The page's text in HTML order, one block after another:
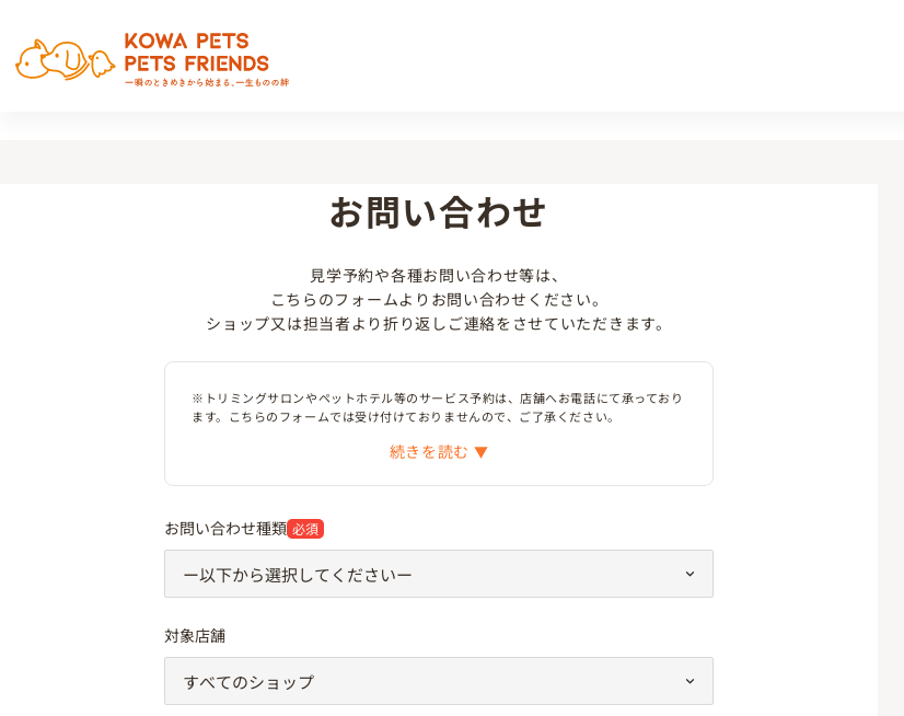
お問い合わせ
見学予約や各種お問い合わせ等は、
こちらのフォームよりお問い合わせください。
ショップ又は担当者より折り返しご連絡をさせていただきます。
※トリミングサロンやペットホテル等のサービス予約は、店舗へお電話にて承っており
ます。こちらのフォームでは受け付けておりませんので、ご了承ください。
続きを読む
お問い合わせ種類 必須
対象店舗